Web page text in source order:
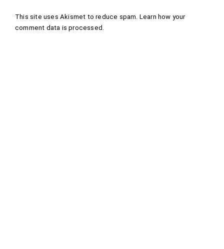
This site uses Akismet to reduce spam. Learn how your
comment data is processed .